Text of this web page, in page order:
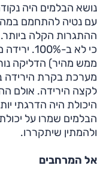
נושא הבלמים היה
עם נטיה להתחמם
ההתגרות הקלה ביותר.
כי לא ב-
ממש מהיר) הדליקה
מערכת בקרת הירידה
לקצה הירידה. אולם
היכולת היה הדרגתי
הבלמים שמרו על
ולהמתין שיתקררו.
אל המרחבים